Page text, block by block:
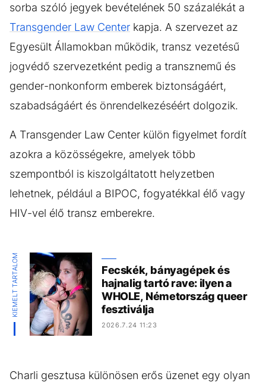
sorba szóló jegyek bevételének 50 százalékát a
Transgender Law Center kapja. A szervezet az
Egyesült Államokban működik, transz vezetésű
jogvédő szervezetként pedig a transznemű és
gender-nonkonform emberek biztonságáért,
szabadságáért és önrendelkezéséért dolgozik.
A Transgender Law Center külön figyelmet fordít
azokra a közösségekre, amelyek több
szempontból is kiszolgáltatott helyzetben
lehetnek, például a BIPOC, fogyatékkal élő vagy
HIV-vel élő transz emberekre.
KIEMELT TARTALOM
Fecskék, bányagépek és
hajnalig tartó rave: ilyen a
WHOLE, Németország queer
fesztiválja
2026.7.24 11:23
Charli gesztusa különösen erős üzenet egy olyan